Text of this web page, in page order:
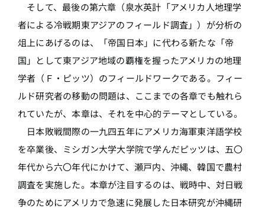
そして、最後の第六章（泉水英計「アメリカ人地理学
者による冷戦期東アジアのフィールド調査」）が分析の
俎上にあげるのは、「帝国日本」に代わる新たな「帝
国」として東アジア地域の覇権を握ったアメリカの地理
学者（Ｆ・ピッツ）のフィールドワークである。フィー
ルド研究者の移動の問題は、ここまでの各章でも触れら
れていたが、本章は、それを中心的テーマとしている。
日本敗戦間際の一九四五年にアメリカ海軍東洋語学校
を卒業後、ミシガン大学大学院で学んだピッツは、五〇
年代から六〇年代にかけて、瀬戸内、沖縄、韓国で農村
調査を実施した。本章が注目するのは、戦時中、対日戦
争のためにアメリカで急速に発展した日本研究が沖縄研